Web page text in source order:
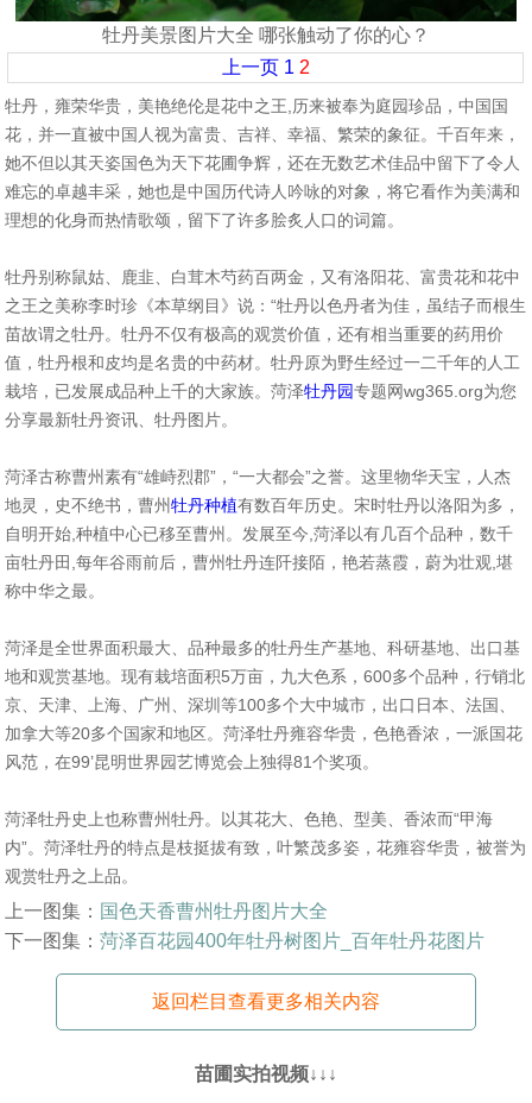
牡丹美景图片大全 哪张触动了你的心？
上一页 1 2
牡丹，雍荣华贵，美艳绝伦是花中之王,历来被奉为庭园珍品，中国国
花，并一直被中国人视为富贵、吉祥、幸福、繁荣的象征。千百年来，
她不但以其天姿国色为天下花圃争辉，还在无数艺术佳品中留下了令人
难忘的卓越丰采，她也是中国历代诗人吟咏的对象，将它看作为美满和
理想的化身而热情歌颂，留下了许多脍炙人口的词篇。
牡丹别称鼠姑、鹿韭、白茸木芍药百两金，又有洛阳花、富贵花和花中
之王之美称李时珍《本草纲目》说：“牡丹以色丹者为佳，虽结子而根生
苗故谓之牡丹。牡丹不仅有极高的观赏价值，还有相当重要的药用价
值，牡丹根和皮均是名贵的中药材。牡丹原为野生经过一二千年的人工
栽培，已发展成品种上千的大家族。菏泽牡丹园专题网wg365.org为您
分享最新牡丹资讯、牡丹图片。
菏泽古称曹州素有“雄峙烈郡”，“一大都会”之誉。这里物华天宝，人杰
地灵，史不绝书，曹州牡丹种植有数百年历史。宋时牡丹以洛阳为多，
自明开始,种植中心已移至曹州。发展至今,菏泽以有几百个品种，数千
亩牡丹田,每年谷雨前后，曹州牡丹连阡接陌，艳若蒸霞，蔚为壮观,堪
称中华之最。
菏泽是全世界面积最大、品种最多的牡丹生产基地、科研基地、出口基
地和观赏基地。现有栽培面积5万亩，九大色系，600多个品种，行销北
京、天津、上海、广州、深圳等100多个大中城市，出口日本、法国、
加拿大等20多个国家和地区。菏泽牡丹雍容华贵，色艳香浓，一派国花
风范，在99’昆明世界园艺博览会上独得81个奖项。
菏泽牡丹史上也称曹州牡丹。以其花大、色艳、型美、香浓而“甲海
内”。菏泽牡丹的特点是枝挺拔有致，叶繁茂多姿，花雍容华贵，被誉为
观赏牡丹之上品。
上一图集： 国色天香曹州牡丹图片大全
下一图集：菏泽百花园400年牡丹树图片_百年牡丹花图片
返回栏目查看更多相关内容
苗圃实拍视频↓↓↓